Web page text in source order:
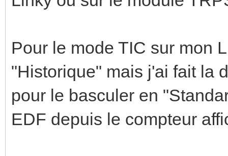
Pour le mode TIC sur mon
"Historique" mais j'ai fait la
pour le basculer en
EDF depuis le compteur